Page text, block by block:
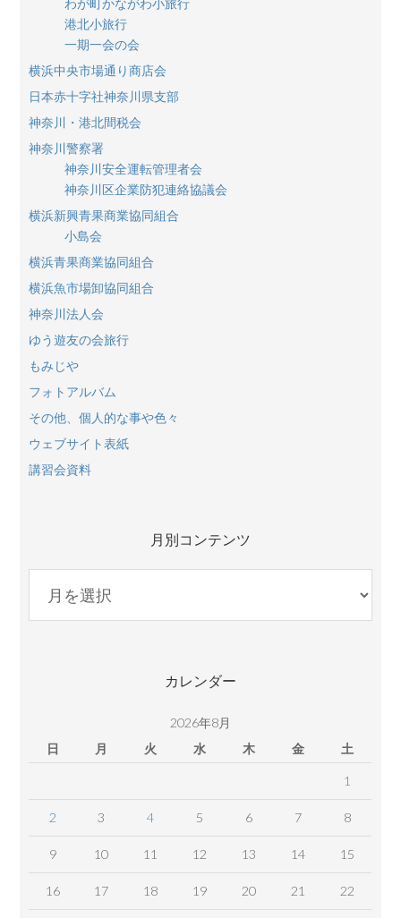
港北小旅行
一期一会の会
横浜中央市場通り商店会
日本赤十字社神奈川県支部
神奈川・港北間税会
神奈川警察署
神奈川安全運転管理者会
神奈川区企業防犯連絡協議会
横浜新興青果商業協同組合
小島会
横浜青果商業協同組合
横浜魚市場卸協同組合
神奈川法人会
ゆう遊友の会旅行
もみじや
フォトアルバム
その他、個人的な事や色々
ウェブサイト表紙
講習会資料
月別コンテンツ
コ
カレンダー
2026年8月
日
月 火 水 木 金 土
1
2 3 4 5 6 7 8
9 10 11 12 13 14 15
16 17 18 19 20 21 22